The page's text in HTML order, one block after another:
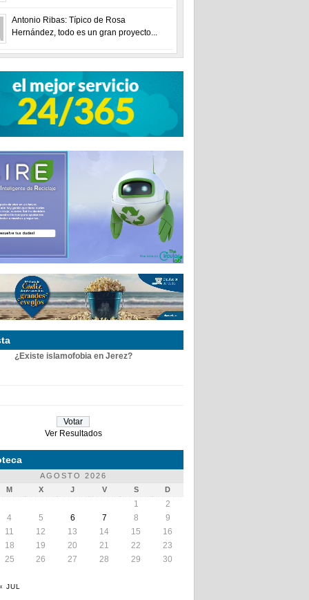
Antonio Ribas: Típico de Rosa
Hernández, todo es un gran proyecto...
¿Existe islamofobia en Jerez?
Ver Resultados
AGOSTO 2026
M
X J V S D
JUL
1
2
4
5 6 7 8
9
11
12 13 14 15
16
18
19 20 21 22
23
25
26 27 28 29 30